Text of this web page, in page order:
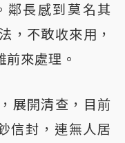
鄰長感到莫名其
，不敢收來用，
來處理。
展開清查，目前
信封，連無人居